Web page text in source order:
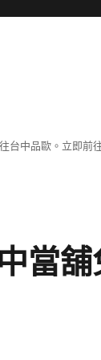
台中品歐。立即
當